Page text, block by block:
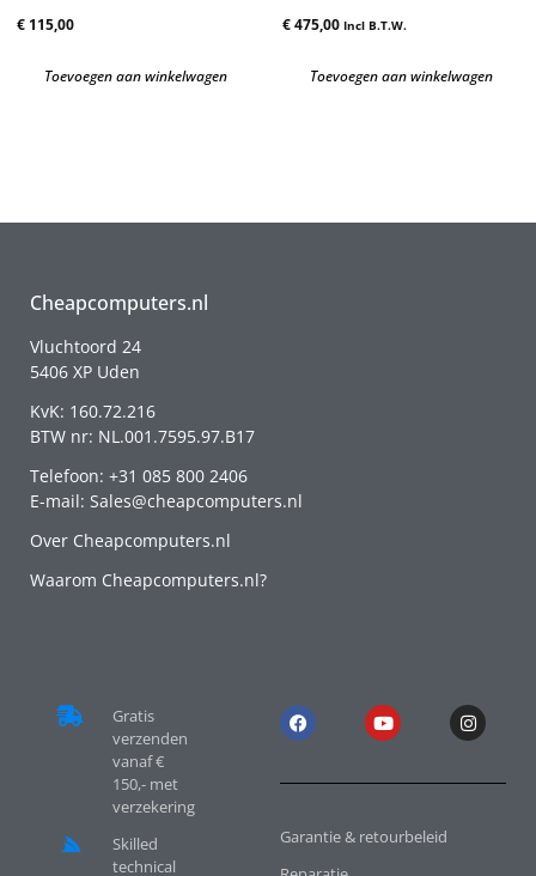
€ 115,00
Toevoegen aan winkelwagen
€475,00 Incl B.T.W.
Toevoegen aan winkelwagen
Cheapcomputers.nl
Vluchtoord 24
5406 XP Uden
KvK: 160.72.216
BTW nr: NL.001.7595.97.B17
Telefoon: +31 085 800 2406
E-mail: Sales@cheapcomputers.nl
Over Cheapcomputers.nl
Waarom Cheapcomputers.nl?
Gratis
verzenden
vanaf €
150,- met
verzekering
Skilled
technical
Garantie & retourbeleid